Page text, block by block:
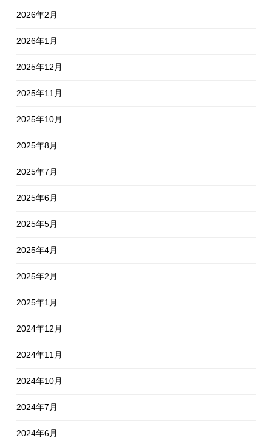
2026年2月
2026年1月
2025年12月
2025年11月
2025年10月
2025年8月
2025年7月
2025年6月
2025年5月
2025年4月
2025年2月
2025年1月
2024年12月
2024年11月
2024年10月
2024年7月
2024年6月